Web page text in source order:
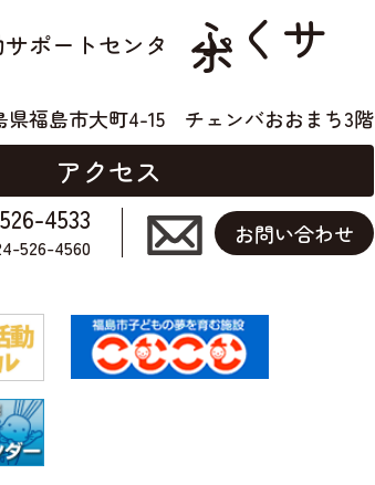
ポートセンタ
ふくサ
ポ
県福島市大町4-15 チェンバおおまち3階
アクセス
4533
526-4560
お問い合わせ